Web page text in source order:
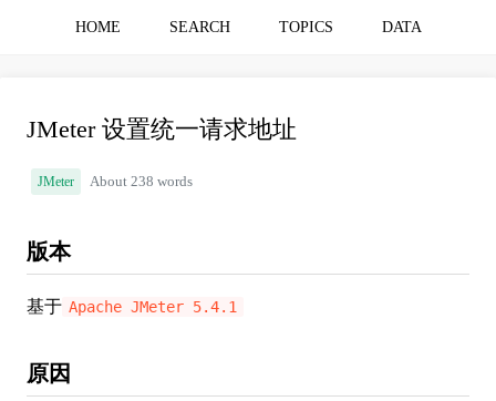
HOME SEARCH TOPICS DATA
JMeter 设置统一请求地址
JMeter About 238 words
版本
基于 Apache JMeter 5.4.1
原因